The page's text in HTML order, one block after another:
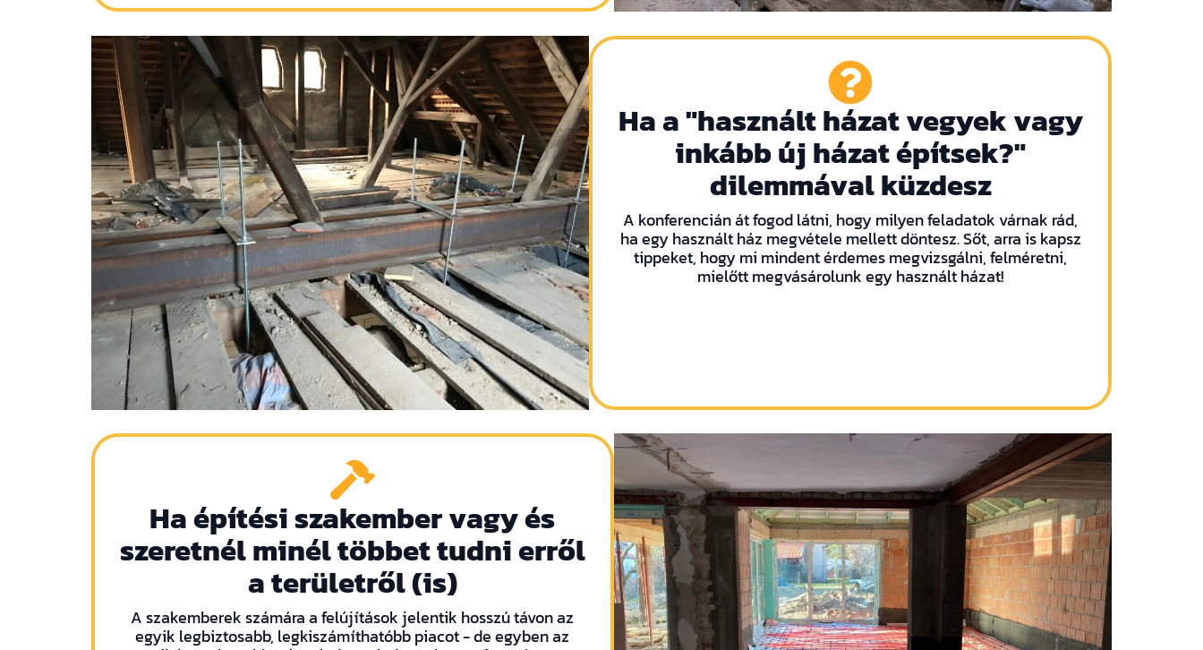
Ha a "használt házat vegyek vagy
inkább új házat építsek?"
dilemmával küzdesz
A konferencián át fogod látni, hogy milyen feladatok várnak rád,
ha egy használt ház megvétele mellett döntesz. Sőt, arra is kapsz
tippeket, hogy mi mindent érdemes megvizsgálni, felméretni,
mielőtt megvásárolunk egy használt házat!
Ha építési szakember vagy és
szeretnél minél többet tudni erről
a területről (is)
A szakemberek számára a felújítások jelentik hosszú távon az
egyik legbiztosabb, legkiszámíthatóbb piacot - de egyben az